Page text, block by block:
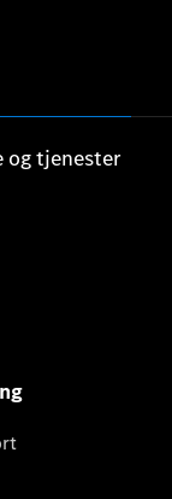
og tjenester